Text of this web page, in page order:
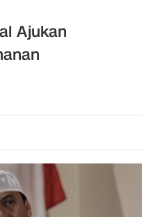
Ajukan